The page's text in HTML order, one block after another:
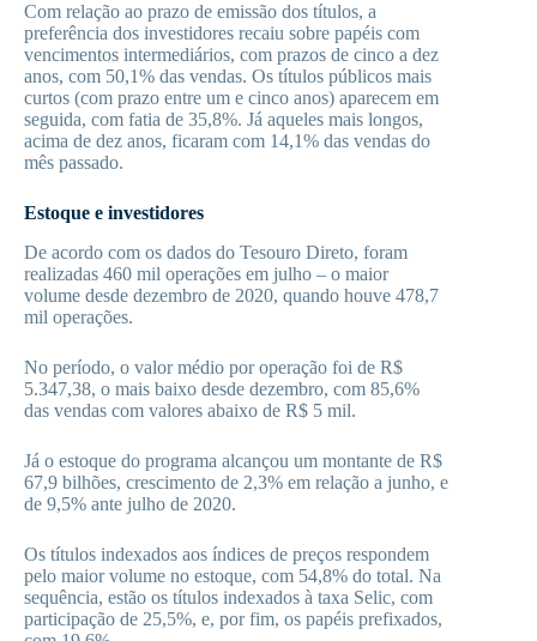
Com relação ao prazo de emissão dos títulos, a
preferência dos investidores recaiu sobre papéis com
vencimentos intermediários, com prazos de cinco a dez
anos, com 50,1% das vendas. Os títulos públicos mais
curtos (com prazo entre um e cinco anos) aparecem em
seguida, com fatia de 35,8%. Já aqueles mais longos,
acima de dez anos, ficaram com 14,1% das vendas do
mês passado.
Estoque e investidores
De acordo com os dados do Tesouro Direto, foram
realizadas 460 mil operações em julho – o maior
volume desde dezembro de 2020, quando houve 478,7
mil operações.
No período, o valor médio por operação foi de R$
5.347,38, o mais baixo desde dezembro, com 85,6%
das vendas com valores abaixo de R$ 5 mil.
Já o estoque do programa alcançou um montante de R$
67,9 bilhões, crescimento de 2,3% em relação a junho, e
de 9,5% ante julho de 2020.
Os títulos indexados aos índices de preços respondem
pelo maior volume no estoque, com 54,8% do total. Na
sequência, estão os títulos indexados à taxa Selic, com
participação de 25,5%, e, por fim, os papéis prefixados,